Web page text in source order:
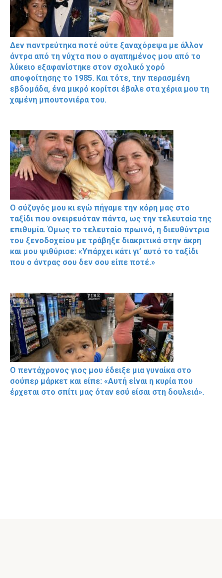
Δεν παντρεύτηκα ποτέ ούτε ξαναχόρεψα με άλλον
άντρα από τη νύχτα που ο αγαπημένος μου από το
λύκειο εξαφανίστηκε στον σχολικό χορό
αποφοίτησης το 1985. Και τότε, την περασμένη
εβδομάδα, ένα μικρό κορίτσι έβαλε στα χέρια μου τη
χαμένη μπουτονιέρα του.
Ο σύζυγός μου κι εγώ πήγαμε την κόρη μας στο
ταξίδι που ονειρευόταν πάντα, ως την τελευταία της
επιθυμία. Όμως το τελευταίο πρωινό, η διευθύντρια
του ξενοδοχείου με τράβηξε διακριτικά στην άκρη
και μου ψιθύρισε: «Υπάρχει κάτι γι’ αυτό το ταξίδι
που ο άντρας σου δεν σου είπε ποτέ.»
Ο πεντάχρονος γιος μου έδειξε μια γυναίκα στο
σούπερ μάρκετ και είπε: «Αυτή είναι η κυρία που
έρχεται στο σπίτι μας όταν εσύ είσαι στη δουλειά».